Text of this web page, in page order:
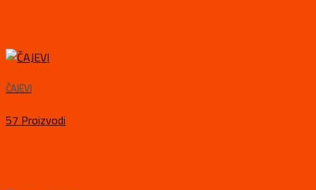
ČAJEVI
57 Proizvodi